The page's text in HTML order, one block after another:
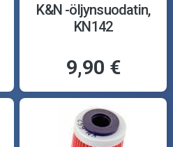
K&N -öljynsuodatin,
KN142
9,90 €